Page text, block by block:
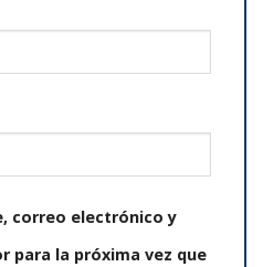
correo electrónico y
para la próxima vez que